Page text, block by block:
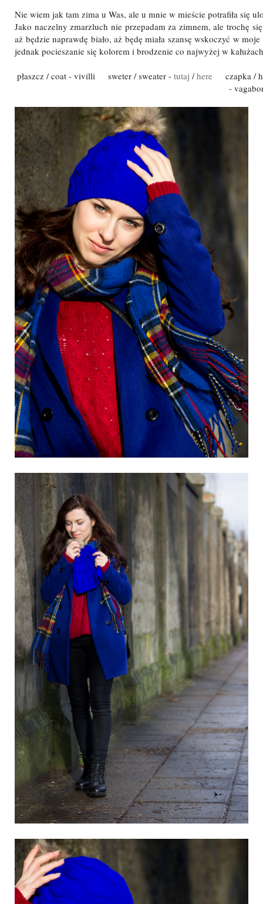
Nie wiem jak tam zima u Was, ale u mnie w mieście potrafiła się
Jako naczelny zmarzluch nie przepadam za zimnem, ale trochę
aż będzie naprawdę biało, aż będę miała szansę wskoczyć w
jednak pocieszanie się kolorem i brodzenie co najwyżej w
płaszcz / coat - vivilli sweter / sweater - tutaj /here czapka /
-